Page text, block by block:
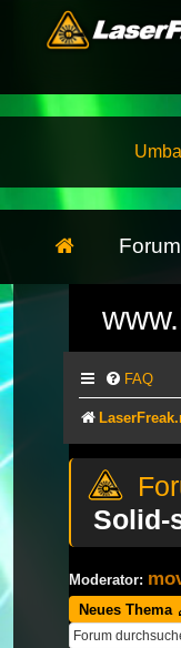
Forum
FAQ
Solid-
Moderator:
Neues Thema